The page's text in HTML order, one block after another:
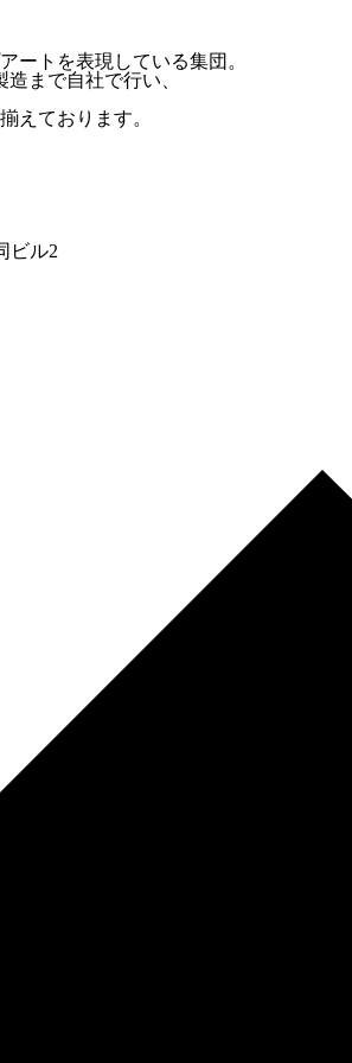
ートを表現している集団。
まで自社で行い、
えております。
ビル2